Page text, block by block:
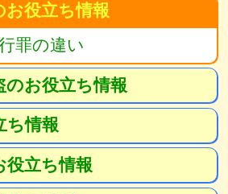
お役立ち情報
罪の違い
のお役立ち情報
ち情報
役立ち情報